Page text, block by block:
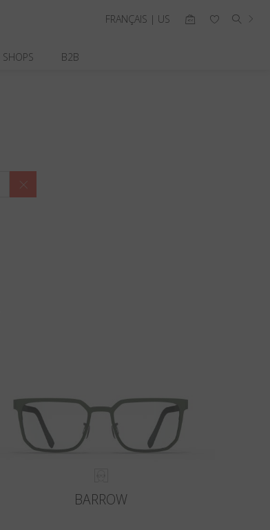
SHOPS B2B
FRANÇAIS | US
BARROW